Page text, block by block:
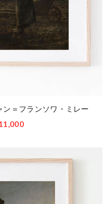
＝フランソワ・ミレー